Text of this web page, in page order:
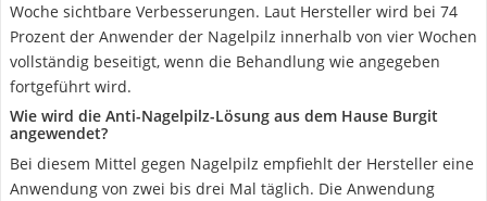
Woche sichtbare Verbesserungen. Laut Hersteller wird bei 74
Prozent der Anwender der Nagelpilz innerhalb von vier Wochen
vollständig beseitigt, wenn die Behandlung wie angegeben
fortgeführt wird.
Wie wird die Anti-Nagelpilz-Lösung aus dem Hause Burgit
angewendet?
Bei diesem Mittel gegen Nagelpilz empfiehlt der Hersteller eine
Anwendung von zwei bis drei Mal täglich. Die Anwendung